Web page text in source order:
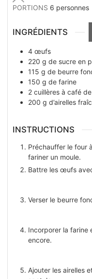
PORTIONS 6 personnes
INGRÉDIENTS
4 œufs
220 g de sucre en
115 g de beurre
150 g de farine
2 cuillères à café
200 g d’airelles
INSTRUCTIONS
Préchauffer le four
fariner un moule.
Battre les œufs
Verser le beurre
Incorporer la farine
encore.
Ajouter les airelles